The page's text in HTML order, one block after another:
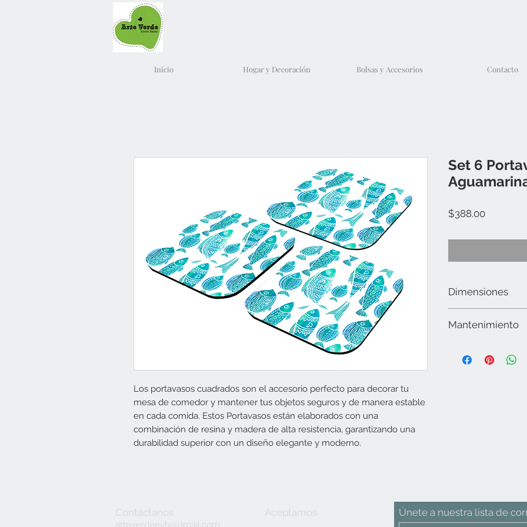
Inicio Hogar y Decoración Bolsas y Accesorios Contacto
Los portavasos cuadrados son el accesorio perfecto para decorar tu
mesa de comedor y mantener tus objetos seguros y de manera estable
en cada comida. Estos Portavasos están elaborados con una
combinación de resina y madera de alta resistencia, garantizando una
durabilidad superior con un diseño elegante y moderno.
Set 6
$388.00Precio
Dimensiones
Mantenimiento
utilizar alcohol. No
Contáctanos
arteverdeeyb@gmail.com
Aceptamos Únete a nuestra lista de